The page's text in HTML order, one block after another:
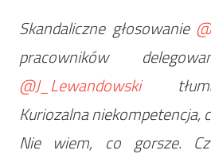
Skandaliczne głosowanie
pracowników
@J_Lewandowski
Kuriozalna niekompetencja,
Nie wiem, co gorsze.